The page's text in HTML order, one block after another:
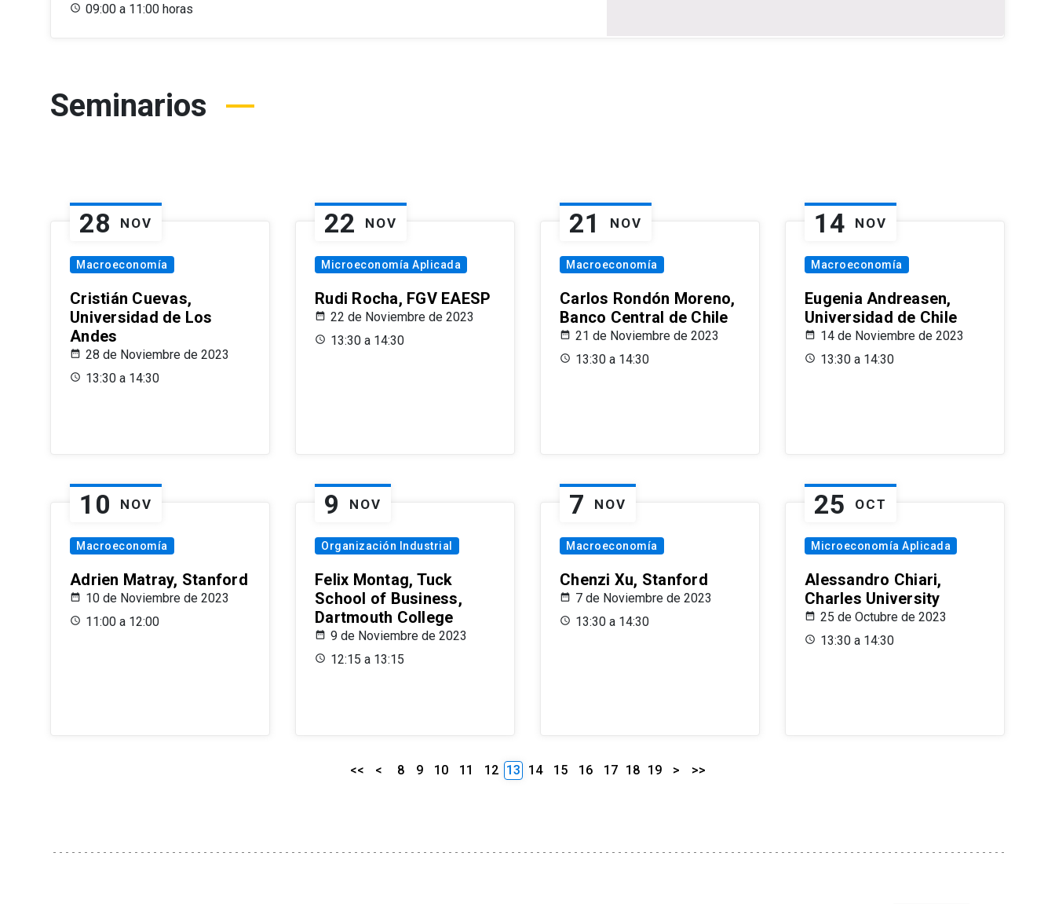
09:00 a 11:00 horas
Seminarios
28 NOV
Macroeconomía
Cristián Cuevas,
Universidad de Los
Andes
28 de Noviembre de 2023
13:30 a 14:30
22 NOV
Microeconomía Aplicada
Rudi Rocha, FGV EAESP
22 de Noviembre de 2023
13:30 a 14:30
21 NOV
Macroeconomía
Carlos Rondón Moreno,
Banco Central de Chile
21 de Noviembre de 2023
13:30 a 14:30
14 NOV
Macroeconomía
Eugenia Andreasen,
Universidad de Chile
14 de Noviembre de 2023
13:30 a 14:30
10 NOV
Macroeconomía
Adrien Matray, Stanford
10 de Noviembre de 2023
11:00 a 12:00
9 NOV
Organización Industrial
Felix Montag, Tuck
School of Business,
Dartmouth College
9 de Noviembre de 2023
12:15 a 13:15
7 NOV
Macroeconomía
Chenzi Xu, Stanford
7 de Noviembre de 2023
13:30 a 14:30
25 OCT
Microeconomía Aplicada
Alessandro Chiari,
Charles University
25 de Octubre de 2023
13:30 a 14:30
<< < 8 9 10 11 12 13 14 15 16 17 18 19 > >>